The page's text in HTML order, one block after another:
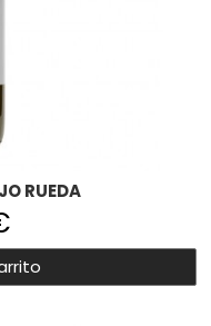
RUEDA